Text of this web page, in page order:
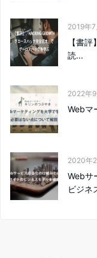
2019年
【書
読...
2022年
Webマ
2020年
Webサ
ビジネ